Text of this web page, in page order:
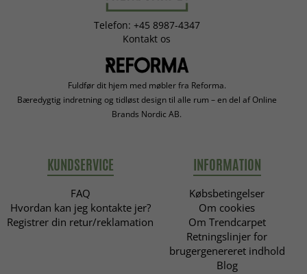
Telefon: +45 8987-4347
Kontakt os
Fuldfør dit hjem med møbler fra Reforma.
Bæredygtig indretning og tidløst design til alle rum – en del af Online
Brands Nordic AB.
KUNDSERVICE
FAQ
Hvordan kan jeg kontakte jer?
Registrer din retur/reklamation
INFORMATION
Købsbetingelser
Om cookies
Om Trendcarpet
Retningslinjer for
brugergenereret indhold
Blog